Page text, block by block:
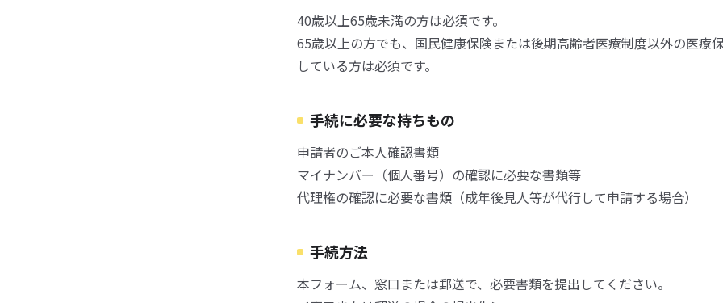
40歳以上65歳未満の方は必須です。
65歳以上の方でも、国民健康保険または後期高齢者医療制度以外の医療
している方は必須です。
手続に必要な持ちもの
申請者のご本人確認書類
マイナンバー（個人番号）の確認に必要な書類等
代理権の確認に必要な書類（成年後見人等が代行して申請する場合）
手続方法
本フォーム、窓口または郵送で、必要書類を提出してください。